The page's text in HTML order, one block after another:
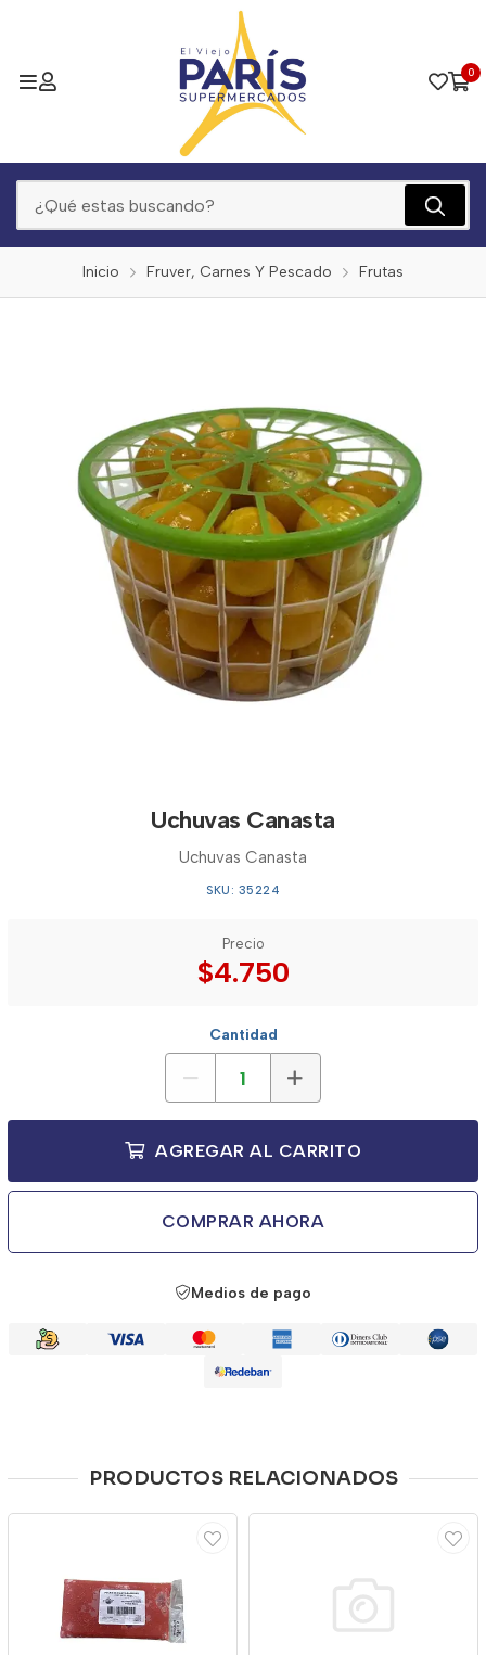
0
Inicio Fruver, Carnes Y Pescado Frutas
Uchuvas Canasta
Uchuvas Canasta
SKU: 35224
Precio
$4.750
Cantidad
AGREGAR AL CARRITO
COMPRAR AHORA
Medios de pago
PRODUCTOS RELACIONADOS